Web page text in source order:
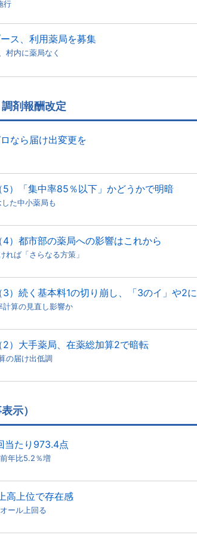
行
ス、利用薬局を募集
村内に薬局なく
剤報酬改定
なら届け出変更を
5）「集中率85％以下」かどうかで明暗
た中小薬局も
4）都市部の薬局への影響はこれから
れば「さらなる方策」
3）続く基本料1の切り崩し、「3のイ」や2に
算の見直し影響か
2）大手薬局、在薬総加算2で暗転
の届け出低調
示）
当たり973.4点
年比5.2％増
高上位で存在感
ール上回る